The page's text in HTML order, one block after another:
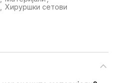
Хируршки сетови